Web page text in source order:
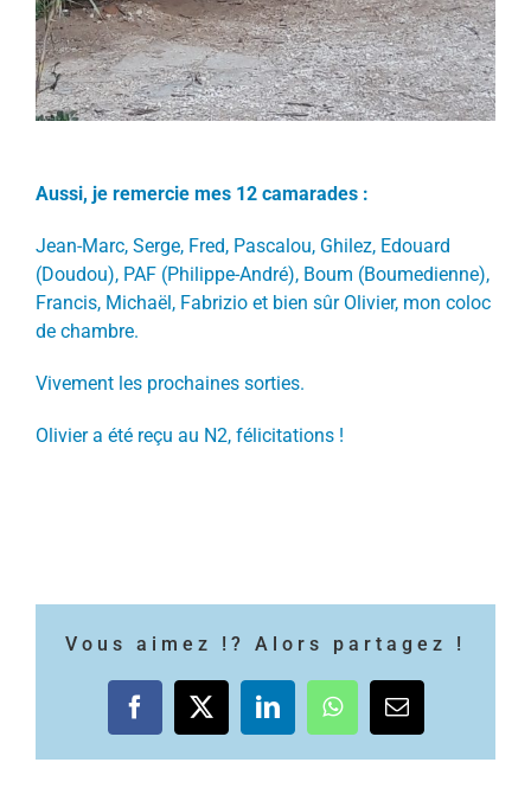
Aussi, je remercie mes 12 camarades :
Jean-Marc, Serge, Fred, Pascalou, Ghilez, Edouard
(Doudou), PAF (Philippe-André), Boum (Boumedienne),
Francis, Michaël, Fabrizio et bien sûr Olivier, mon coloc
de chambre.
Vivement les prochaines sorties.
Olivier a été reçu au N2, félicitations !
Vous aimez !? Alors partagez !
Facebook
X LinkedInWhatsAppEmail